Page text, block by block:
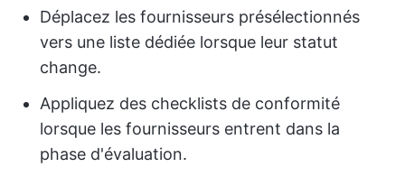
Déplacez les fournisseurs présélectionnés
vers une liste dédiée lorsque leur statut
change.
Appliquez des checklists de conformité
lorsque les fournisseurs entrent dans la
phase d'évaluation.